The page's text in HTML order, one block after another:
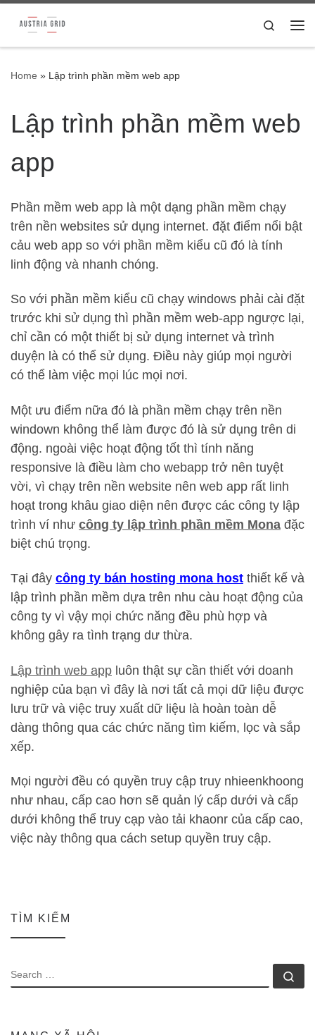
Skip to content
Search
Home » Lập trình phần mềm web app
Lập trình phần mềm web
app
Phần mềm web app là một dạng phần mềm chạy
trên nền websites sử dụng internet. đặt điểm nổi bật
cảu web app so với phần mềm kiểu cũ đó là tính
linh động và nhanh chóng.
So với phần mềm kiểu cũ chạy windows phải cài đặt
trước khi sử dụng thì phần mềm web-app ngược lại,
chỉ cần có một thiết bị sử dụng internet và trình
duyện là có thể sử dụng. Điều này giúp mọi người
có thể làm việc mọi lúc mọi nơi.
Một ưu điểm nữa đó là phần mềm chạy trên nền
windown không thể làm được đó là sử dụng trên di
động. ngoài việc hoạt động tốt thì tính năng
responsive là điều làm cho webapp trở nên tuyệt
vời, vì chạy trên nền website nên web app rất linh
hoạt trong khâu giao diện nên được các công ty lập
trình ví như công ty lập trình phần mềm Mona đặc
biệt chú trọng.
Tại đây công ty bán hosting mona host thiết kế và
lập trình phần mềm dựa trên nhu càu hoạt động của
công ty vì vậy mọi chức năng đều phù hợp và
không gây ra tình trạng dư thừa.
Lập trình web app luôn thật sự cần thiết với doanh
nghiệp của bạn vì đây là nơi tất cả mọi dữ liệu được
lưu trữ và việc truy xuất dữ liệu là hoàn toàn dễ
dàng thông qua các chức năng tìm kiếm, lọc và sắp
xếp.
Mọi người đều có quyền truy cập truy nhieenkhoong
như nhau, cấp cao hơn sẽ quản lý cấp dưới và cấp
dưới không thể truy cạp vào tải khaonr của cấp cao,
việc này thông qua cách setup quyền truy cập.
TÌM KIẾM
SEARCH